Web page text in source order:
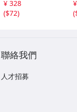
¥ 328
($72)
(
聯絡我們
人才招募